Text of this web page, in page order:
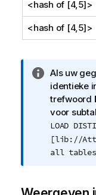
<hash of [4,5]>
<hash of [4,5]>
I
n
f
o
r
m
a
e
Als uw
identieke
trefwoord
voor
LOAD
[lib://
all